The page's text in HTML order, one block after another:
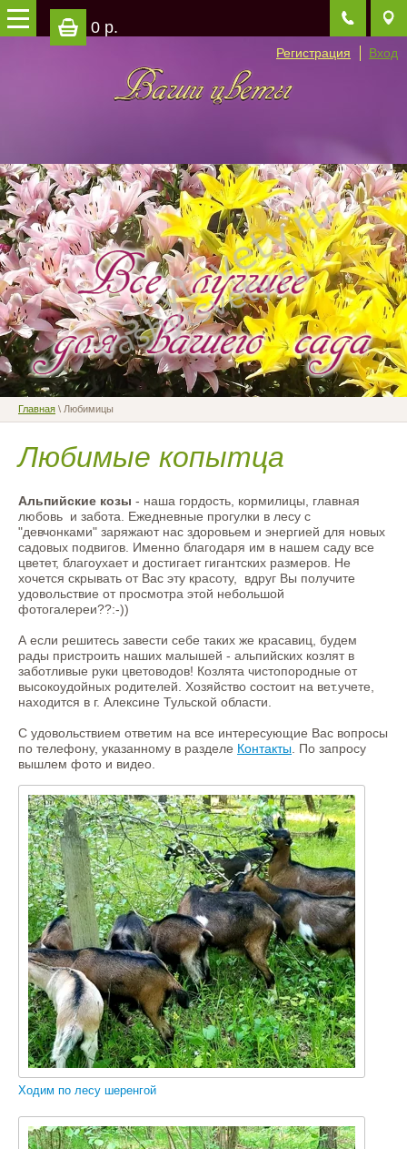
0 р.
Регистрация Вход
Главная \ Любимицы
Любимые копытца
Альпийские козы - наша гордость, кормилицы, главная
любовь и забота. Ежедневные прогулки в лесу с
"девчонками" заряжают нас здоровьем и энергией для новых
садовых подвигов. Именно благодаря им в нашем саду все
цветет, благоухает и достигает гигантских размеров. Не
хочется скрывать от Вас эту красоту, вдруг Вы получите
удовольствие от просмотра этой небольшой
фотогалереи??:-))
А если решитесь завести себе таких же красавиц, будем
рады пристроить наших малышей - альпийских козлят в
заботливые руки цветоводов! Козлята чистопородные от
высокоудойных родителей. Хозяйство состоит на вет.учете,
находится в г. Алексине Тульской области.
С удовольствием ответим на все интересующие Вас вопросы
по телефону, указанному в разделе Контакты. По запросу
вышлем фото и видео.
Ходим по лесу шеренгой